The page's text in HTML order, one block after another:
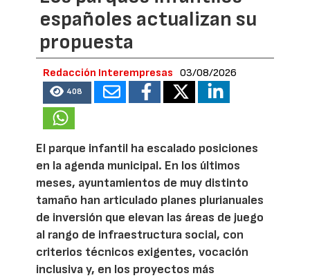
españoles actualizan su
propuesta
Redacción Interempresas 03/08/2026
408
El parque infantil ha escalado posiciones
en la agenda municipal. En los últimos
meses, ayuntamientos de muy distinto
tamaño han articulado planes plurianuales
de inversión que elevan las áreas de juego
al rango de infraestructura social, con
criterios técnicos exigentes, vocación
inclusiva y, en los proyectos más